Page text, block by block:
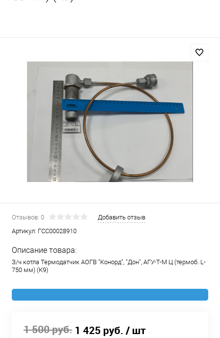
Отзывов: 0
Добавить отзыв
Артикул: ГСС00028910
Описание товара:
З/ч котла Термодатчик АОГВ "Конорд", "Дон", АГУ-Т-М Ц (термоб. L-
750 мм) (К9)
1 500 руб. 1 425 руб. / шт